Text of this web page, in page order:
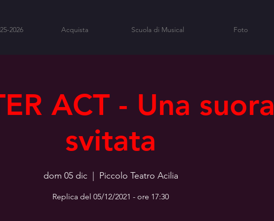
2026 Acquista Scuola di Musical Foto
ACT - Una suora
svitata
dom 05 dic
  |
Piccolo Teatro Acilia
Replica del 05/12/2021 - ore 17:30